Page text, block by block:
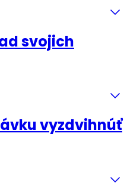
svojich
vyzdvihnúť